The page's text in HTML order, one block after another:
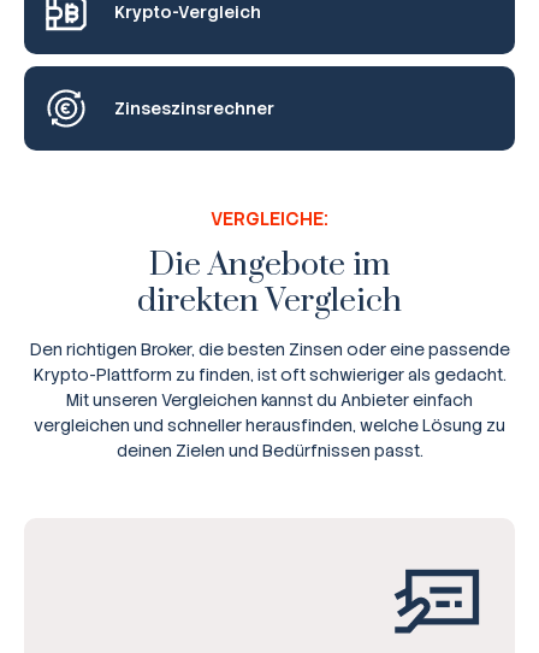
Krypto-Vergleich
Zinseszinsrechner
VERGLEICHE:
Die Angebote im
direkten Vergleich
Den richtigen Broker, die besten Zinsen oder eine passende
Krypto-Plattform zu finden, ist oft schwieriger als gedacht.
Mit unseren Vergleichen kannst du Anbieter einfach
vergleichen und schneller herausfinden, welche Lösung zu
deinen Zielen und Bedürfnissen passt.